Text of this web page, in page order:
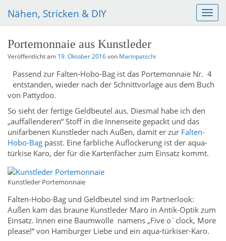
S
c
e
N
a
Nähen, Stricken & DIY
Portemonnaie aus Kunstleder
Veröffentlicht am 19. Oktober 2016von Marinpatschi
Passend zur Falten-Hobo-Bag ist das Portemonnaie Nr. 4
entstanden, wieder nach der Schnittvorlage aus dem Buch
von Pattydoo.
So sieht der fertige Geldbeutel aus. Diesmal habe ich den
„auffallenderen“ Stoff in die Innenseite gepackt und das
unifarbenen Kunstleder nach Außen, damit er zur Falten-
Hobo-Bag passt. Eine farbliche Auflockerung ist der aqua-
türkise Karo, der für die Kartenfächer zum Einsatz kommt.
Kunstleder Portemonnaie
Falten-Hobo-Bag und Geldbeutel sind im Partnerlook:
Außen kam das braune Kunstleder Maro in Antik-Optik zum
Einsatz. Innen eine Baumwolle namens „Five o´clock, More
please!“ von Hamburger Liebe und ein aqua-türkiser-Karo.